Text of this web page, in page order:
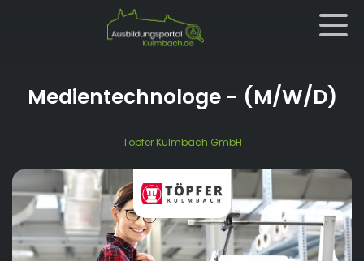
Medientechnologe- (M/W/D)
Töpfer Kulmbach GmbH